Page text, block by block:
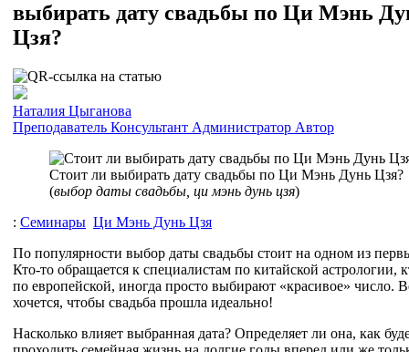
выбирать дату свадьбы по Ци Мэнь
Цзя?
Наталия Цыганова
Преподаватель Консультант Администратор Автор
Стоит ли выбирать дату свадьбы по Ци Мэнь Дунь Цзя?
(выбор даты свадьбы, ци мэнь дунь цзя)
: Семинары Ци Мэнь Дунь Цзя
По популярности выбор даты свадьбы стоит на одном из
Кто-то обращается к специалистам по китайской астрологии,
по европейской, иногда просто выбирают «красивое» число.
хочется, чтобы свадьба прошла идеально!
Насколько влияет выбранная дата? Определяет ли она, как